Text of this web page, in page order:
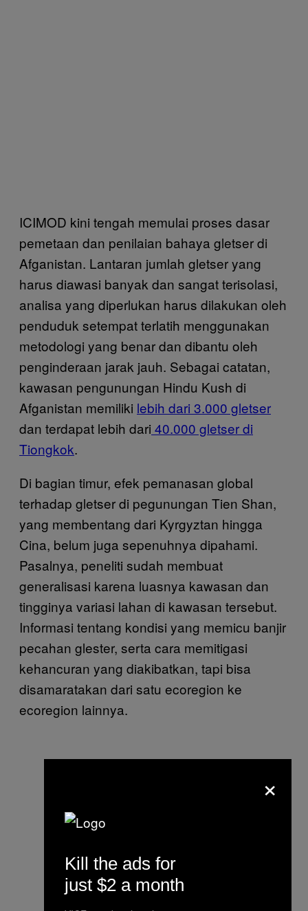
ICIMOD kini tengah memulai proses dasar
pemetaan dan penilaian bahaya gletser di
Afganistan. Lantaran jumlah gletser yang
harus diawasi banyak dan sangat terisolasi,
analisa yang diperlukan harus dilakukan oleh
penduduk setempat terlatih menggunakan
metodologi yang benar dan dibantu oleh
penginderaan jarak jauh. Sebagai catatan,
kawasan pengunungan Hindu Kush di
Afganistan memiliki lebih dari 3.000 gletser
dan terdapat lebih dari 40.000 gletser di
Tiongkok.
Di bagian timur, efek pemanasan global
terhadap gletser di pegunungan Tien Shan,
yang membentang dari Kyrgyztan hingga
Cina, belum juga sepenuhnya dipahami.
Pasalnya, peneliti sudah membuat
generalisasi karena luasnya kawasan dan
tingginya variasi lahan di kawasan tersebut.
Informasi tentang kondisi yang memicu banjir
pecahan glester, serta cara memitigasi
kehancuran yang diakibatkan, tapi bisa
disamaratakan dari satu ecoregion ke
ecoregion lainnya.
×
Kill the ads for
just $2 a month